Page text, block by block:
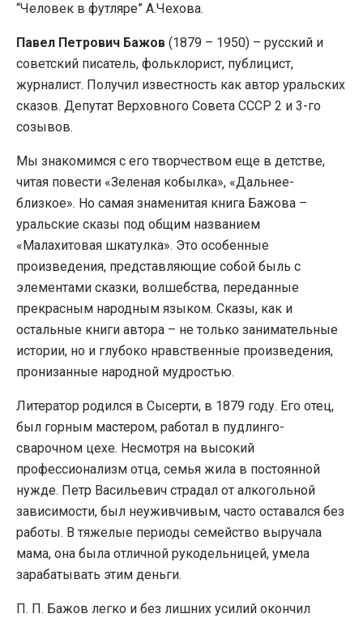
“Человек в футляре” А.Чехова.
Павел Петрович Бажов (1879 – 1950) – русский и
советский писатель, фольклорист, публицист,
журналист. Получил известность как автор уральских
сказов. Депутат Верховного Совета СССР 2 и 3-го
созывов.
Мы знакомимся с его творчеством еще в детстве,
читая повести «Зеленая кобылка», «Дальнее-
близкое». Но самая знаменитая книга Бажова –
уральские сказы под общим названием
«Малахитовая шкатулка». Это особенные
произведения, представляющие собой быль с
элементами сказки, волшебства, переданные
прекрасным народным языком. Сказы, как и
остальные книги автора – не только занимательные
истории, но и глубоко нравственные произведения,
пронизанные народной мудростью.
Литератор родился в Сысерти, в 1879 году. Его отец,
был горным мастером, работал в пудлинго-
сварочном цехе. Несмотря на высокий
профессионализм отца, семья жила в постоянной
нужде. Петр Васильевич страдал от алкогольной
зависимости, был неуживчивым, часто оставался без
работы. В тяжелые периоды семейство выручала
мама, она была отличной рукодельницей, умела
зарабатывать этим деньги.
П. П. Бажов легко и без лишних усилий окончил